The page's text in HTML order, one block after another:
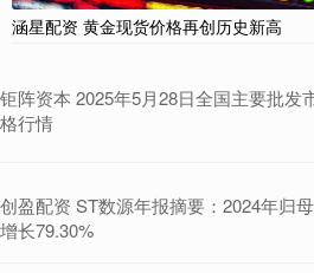
涵星配资 黄金现货价格再创历史新高
钜阵资本 2025年5月28日全国主要批发
格行情
创盈配资 ST数源年报摘要：2024年归
增长79.30%